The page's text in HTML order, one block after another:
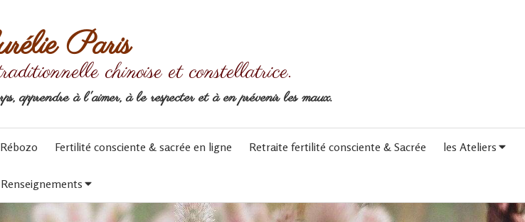
Paris
chinoise et constellatrice.
apprendre à l'aimer, à le respecter et à en prévenir les maux.
Fertilité consciente & sacrée en ligne Retraite fertilité consciente & Sacrée les Ateliers
Renseignements